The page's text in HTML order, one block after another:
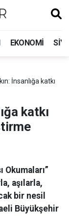
EKONOMI
İnsanlığa katkı
katkı
Okumaları”
aşılarla,
bir nesil
Büyükşehir